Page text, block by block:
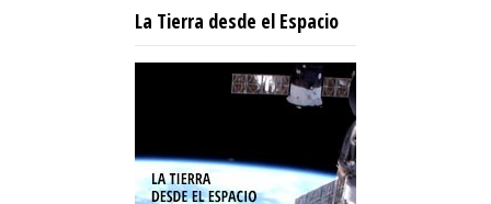
La Tierra desde el Espacio